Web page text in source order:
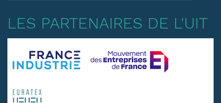
LES PARTENAIRES DE L'UIT